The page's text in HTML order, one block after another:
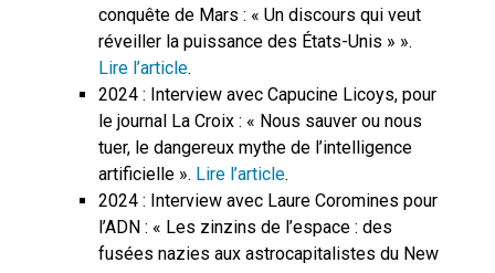
conquête de Mars : « Un discours qui veut
réveiller la puissance des États-Unis » ».
Lire l’article.
2024 : Interview avec Capucine Licoys, pour
le journal La Croix : « Nous sauver ou nous
tuer, le dangereux mythe de l’intelligence
artificielle ». Lire l’article.
2024 : Interview avec Laure Coromines pour
l’ADN : « Les zinzins de l’espace : des
fusées nazies aux astrocapitalistes du New